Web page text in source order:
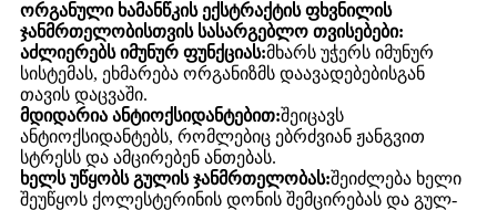
ორგანული ხამანწკის ექსტრაქტის ფხვნილის
ჯანმრთელობისთვის სასარგებლო თვისებები:
აძლიერებს იმუნურ ფუნქციას:მხარს უჭერს იმუნურ
სისტემას, ეხმარება ორგანიზმს დაავადებებისგან
თავის დაცვაში.
მდიდარია ანტიოქსიდანტებით:შეიცავს
ანტიოქსიდანტებს, რომლებიც ებრძვიან ჟანგვით
სტრესს და ამცირებენ ანთებას.
ხელს უწყობს გულის ჯანმრთელობას:შეიძლება ხელი
შეუწყოს ქოლესტერინის დონის შემცირებას და გულ-